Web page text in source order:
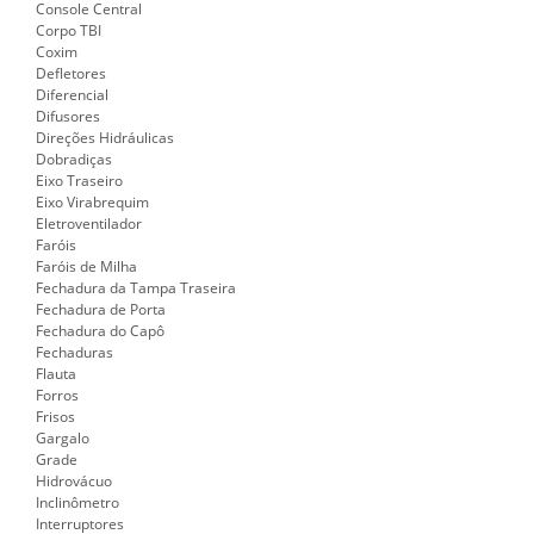
Console Central
Corpo TBI
Coxim
Defletores
Diferencial
Difusores
Direções Hidráulicas
Dobradiças
Eixo Traseiro
Eixo Virabrequim
Eletroventilador
Faróis
Faróis de Milha
Fechadura da Tampa Traseira
Fechadura de Porta
Fechadura do Capô
Fechaduras
Flauta
Forros
Frisos
Gargalo
Grade
Hidrovácuo
Inclinômetro
Interruptores